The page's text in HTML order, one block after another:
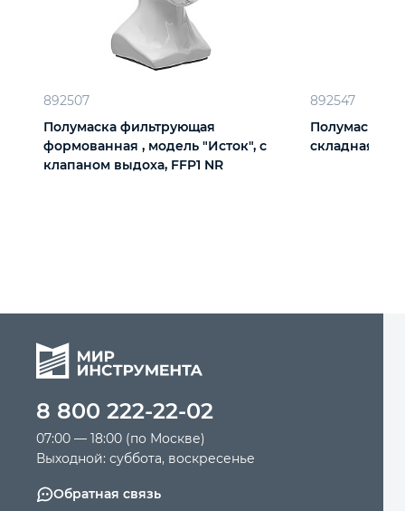
892507
Полумаска фильтрующая
формованная , модель "Исток", с
клапаном выдоха, FFP1 NR
892547
Полумаска
складная,
8 800 222-22-02
07:00 — 18:00 (по Москве)
Выходной: суббота, воскресенье
Обратная связь